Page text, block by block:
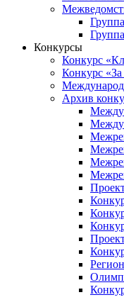
Конкурсы
Конкурс
Конкурс
Архив